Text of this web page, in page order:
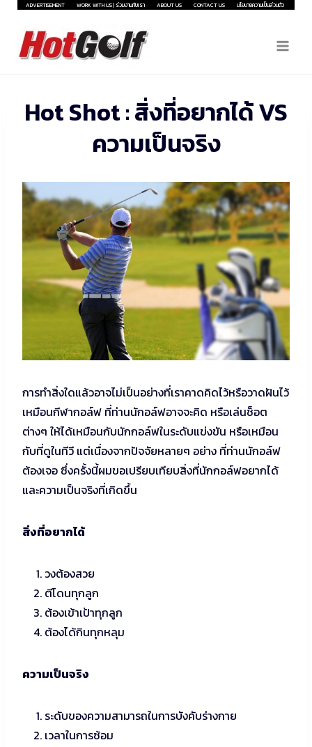
Skip
content
ADVERTISEMENT WORK WITH US | ร่วมงานกับเรา ABOUT US CONTACT US นโยบายความเป็นส่วนตัว
Hot Shot : สิ่งที่อยากได้ VS
ความเป็นจริง
การทำสิ่งใดแล้วอาจไม่เป็นอย่างที่เราคาดคิดไว้หรือวาดฝันไว้
เหมือนกีฬากอล์ฟ ที่ท่านนักอล์ฟอาจจะคิด หรือเล่นช็อต
ต่างๆ ให้ได้เหมือนกับนักกอล์ฟในระดับแข่งขัน หรือเหมือน
กับที่ดูในทีวี แต่เนื่องจากปัจจัยหลายๆ อย่าง ที่ท่านนักอล์ฟ
ต้องเจอ ซึ่งครั้งนี้ผมขอเปรียบเทียบสิ่งที่นักกอล์ฟอยากได้
และความเป็นจริงที่เกิดขึ้น
สิ่งที่อยากได้
วงต้องสวย
ตีโดนทุกลูก
ต้องเข้าเป้าทุกลูก
ต้องได้กินทุกหลุม
ความเป็นจริง
ระดับของความสามารถในการบังคับร่างกาย
เวลาในการซ้อม